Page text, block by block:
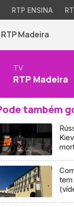
RTP ENSINA
RTP Madeira
TV
RTP Madeira
também
tem